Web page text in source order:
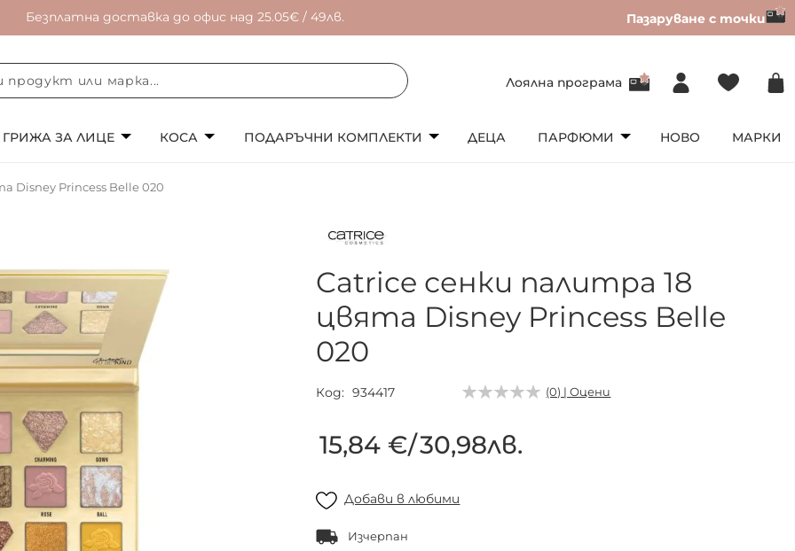
Безплатна доставка до офис над 25.05€ / 49лв. Пазаруване с точки
Лоялна програма
ГРИЖА ЗА ЛИЦЕ КОСА ПОДАРЪЧНИ КОМПЛЕКТИ ДЕЦА ПАРФЮМИ НОВО МАРКИ
Disney Princess Belle 020
Catrice сенки палитра 18
цвята Disney Princess Belle
020
Код 934417 (0) | Оцени
15,84 €/30,98лв.
Добави в любими
Изчерпан